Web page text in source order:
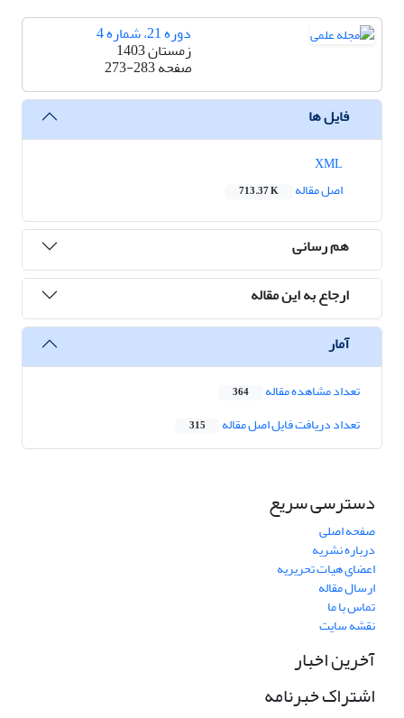
دوره 21، شماره 4
زمستان 1403
صفحه273-283
فایل ها
اصل مقاله
713.37 K
هم رسانی
ارجاع به این مقاله
آمار
تعداد مشاهده مقاله 364
تعداد دریافت فایل اصل مقاله 315
دسترسی سریع
صفحه اصلی
درباره نشریه
اعضای هیات تحریریه
ارسال مقاله
تماس با ما
نقشه سایت
آخرین اخبار
اشتراک خبرنامه